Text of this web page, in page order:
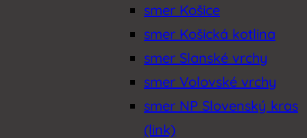
smer Košice
smer Košická kotlina
smer Slanské vrchy
smer Volovské vrchy
smer NP Slovenský kras
(link)